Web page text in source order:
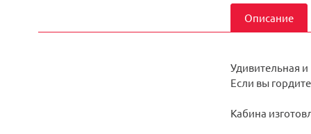
Описание
Удивительная
Если вы
Кабина